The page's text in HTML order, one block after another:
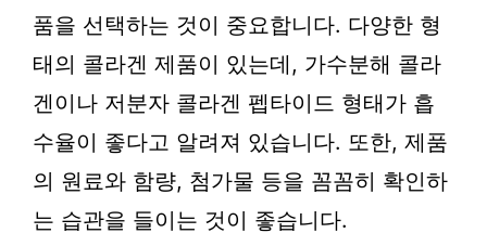
품을 선택하는 것이 중요합니다. 다양한 형
태의 콜라겐 제품이 있는데, 가수분해 콜라
겐이나 저분자 콜라겐 펩타이드 형태가 흡
수율이 좋다고 알려져 있습니다. 또한, 제품
의 원료와 함량, 첨가물 등을 꼼꼼히 확인하
는 습관을 들이는 것이 좋습니다.